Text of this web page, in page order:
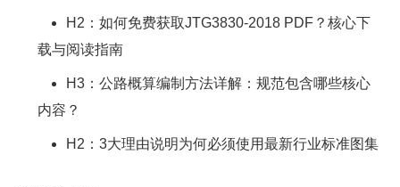
H2：如何免费获取JTG3830-2018 PDF？核心下
载与阅读指南
H3：公路概算编制方法详解：规范包含哪些核心
内容？
H2：3大理由说明为何必须使用最新行业标准图集